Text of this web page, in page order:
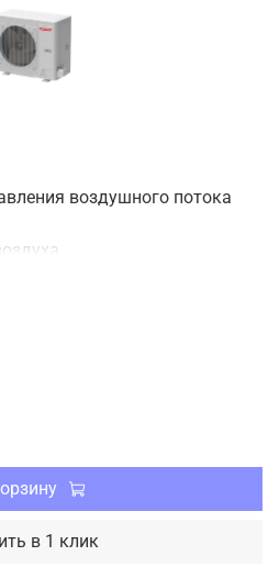
воздушного потока
/ выключения
в 1 клик